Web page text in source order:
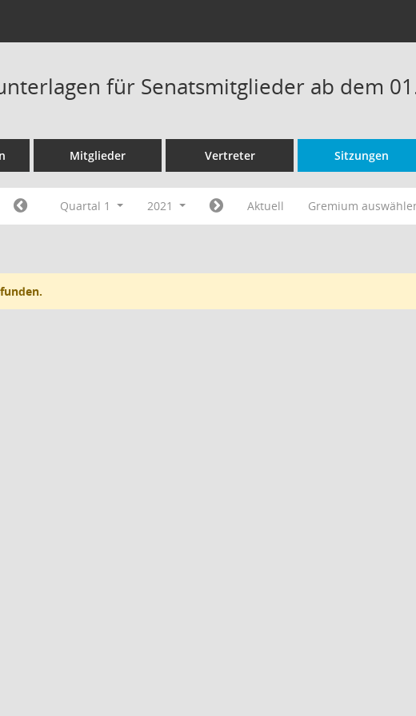
für Senatsmitglieder ab dem
Mitglieder Vertreter Sitzungen
Quartal 1 2021 Aktuell Gremium